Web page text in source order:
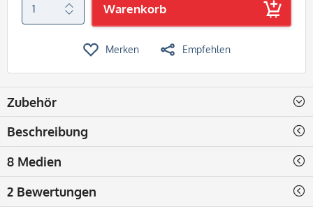
Warenkorb
Merken Empfehlen
Zubehör
Beschreibung
8 Medien
2 Bewertungen